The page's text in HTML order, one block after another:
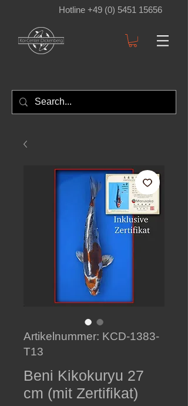
Hotline +49 (0) 5451 15656
Artikelnummer: KCD-1383-
T13
Beni Kikokuryu 27
cm (mit Zertifikat)